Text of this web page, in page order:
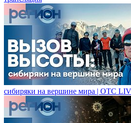
сибиряки на вершине мира | ОТС